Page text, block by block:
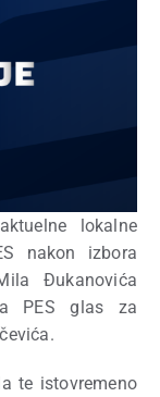
lokalne
nakon izbora
Đukanovića
PES glas za
te istovremeno